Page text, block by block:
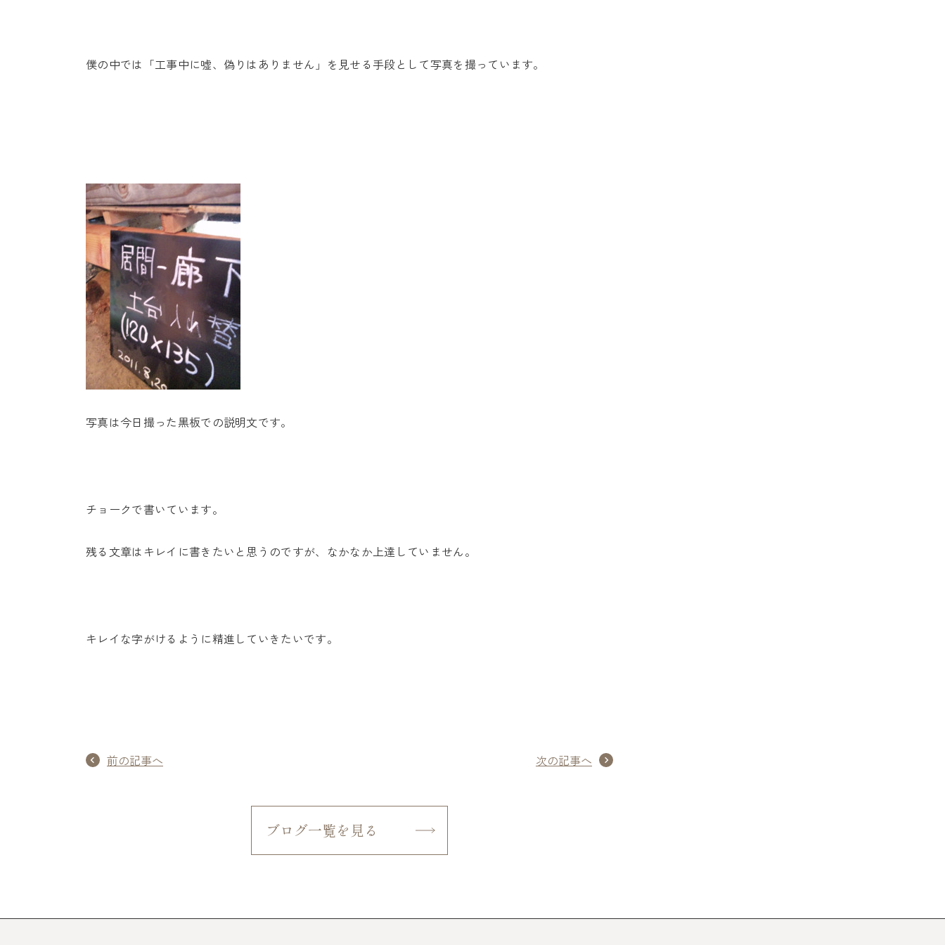
僕の中では「工事中に嘘、偽りはありません」を見せる手段として写真を撮っています。
写真は今日撮った黒板での説明文です。
チョークで書いています。
残る文章はキレイに書きたいと思うのですが、なかなか上達していません。
キレイな字がけるように精進していきたいです。
前の記事へ 次の記事へ
ブログ一覧を見る